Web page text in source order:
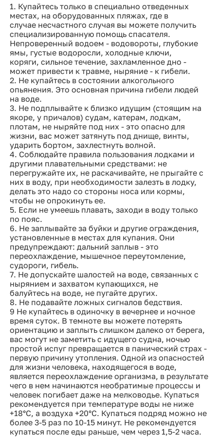
1. Купайтесь только в специально отведенных
местах, на оборудованных пляжах, где в
случае несчастного случая вы можете получить
специализированную помощь спасателя.
Непроверенный водоем - водовороты, глубокие
ямы, густые водоросли, холодные ключи,
коряги, сильное течение, захламленное дно -
может привести к травме, ныряние - к гибели.
2. Не купайтесь в состоянии алкогольного
опьянения. Это основная причина гибели людей
на воде.
3. Не подплывайте к близко идущим (стоящим на
якоре, у причалов) судам, катерам, лодкам,
плотам, не ныряйте под них - это опасно для
жизни, вас может затянуть под днище, винты,
ударить бортом, захлестнуть волной.
4. Соблюдайте правила пользования лодками и
другими плавательными средствами: не
перегружайте их, не раскачивайте, не прыгайте с
них в воду, при необходимости залезть в лодку,
делать это надо со стороны носа или кормы,
чтобы не опрокинуть ее.
5. Если не умеешь плавать, заходи в воду только
по пояс.
6. Не заплывайте за буйки и другие ограждения,
установленные в местах для купания. Они
предупреждают: дальний заплыв - это
переохлаждение, мышечное переутомление,
судороги, гибель.
7. Не допускайте шалостей на воде, связанных с
нырянием и захватом купающихся, не
балуйтесь на воде, не пугайте других.
8. Не подавайте ложных сигналов бедствия.
9 Не купайтесь в одиночку в вечернее и ночное
время суток. В темноте вы можете потерять
ориентацию и заплыть слишком далеко от берега,
вас могут не заметить с идущего судна, ночью
простой испуг превращается в панический страх -
первую причину утопления. Одной из опасностей
для жизни человека, находящегося в воде,
является переохлаждение организма, в результате
чего в нем начинаются необратимые процессы и
человек погибает даже на мелководье. Купаться
рекомендуется при температуре воды не ниже
+18°С, а воздуха +20°С. Купаться подряд можно не
более 3-5 раз по 10-15 минут. Не рекомендуется
купаться после еды раньше, чем через 1,5-2 часа.